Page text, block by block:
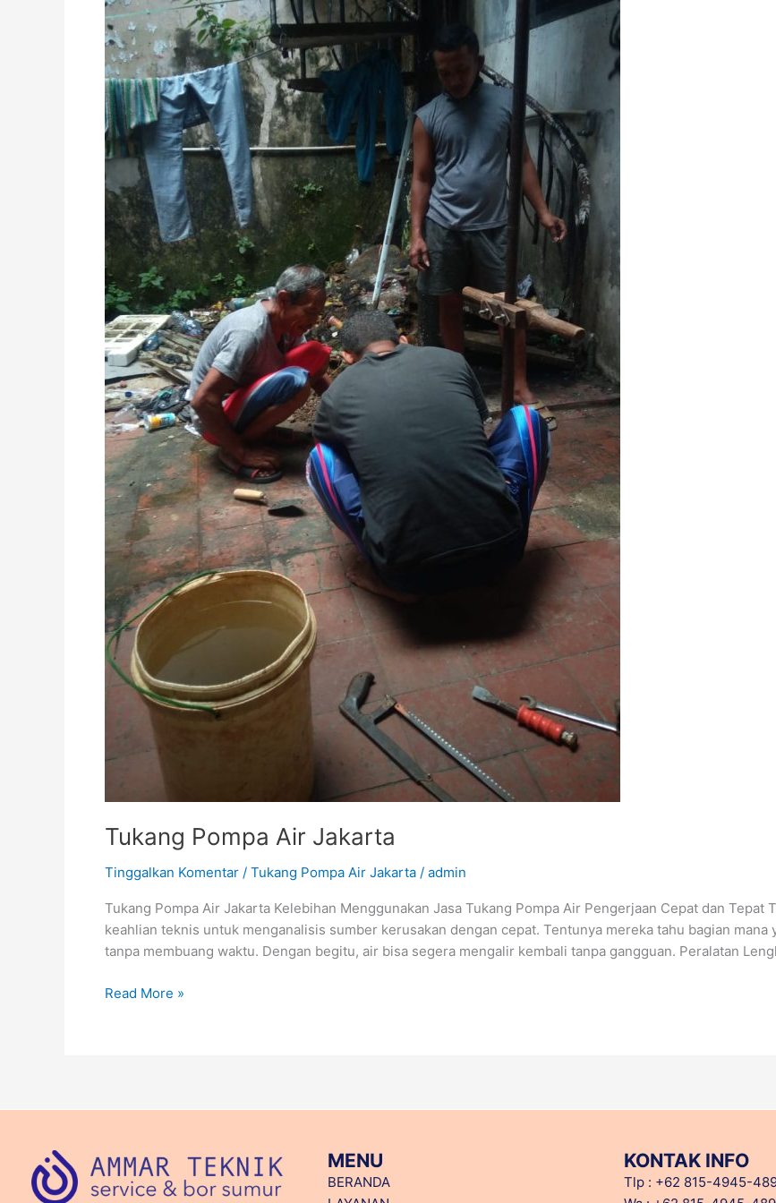
Tukang Pompa Air Jakarta
Tinggalkan Komentar / Tukang Pompa Air Jakarta / admin
Tukang Pompa Air Jakarta Kelebihan Menggunakan Jasa Tukang Pompa Air Pengerjaan Cepat dan Tepat
keahlian teknis untuk menganalisis sumber kerusakan dengan cepat. Tentunya mereka tahu bagian mana
tanpa membuang waktu. Dengan begitu, air bisa segera mengalir kembali tanpa gangguan. Peralatan
Read More »
MENU
BERANDA
KONTAK INFO
Tlp : +62 815-4945-